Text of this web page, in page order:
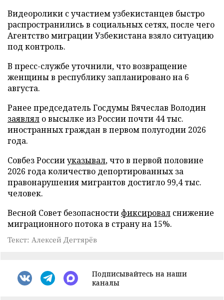
Видеоролики с участием узбекистанцев быстро
распространились в социальных сетях, после чего
Агентство миграции Узбекистана взяло ситуацию
под контроль.
В пресс-службе уточнили, что возвращение
женщины в республику запланировано на 6
августа.
Ранее председатель Госдумы Вячеслав Володин
заявлял о высылке из России почти 44 тыс.
иностранных граждан в первом полугодии 2026
года.
Совбез Россииуказывал, что в первой половине
2026 года количество депортированных за
правонарушения мигрантов достигло 99,4 тыс.
человек.
Весной Совет безопасности фиксировал снижение
миграционного потока в страну на 15%.
Текст: Алексей Дегтярёв
Подписывайтесь на наши
каналы